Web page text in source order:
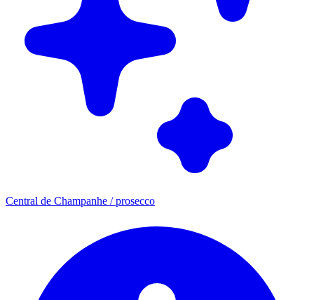
Central de Champanhe / prosecco